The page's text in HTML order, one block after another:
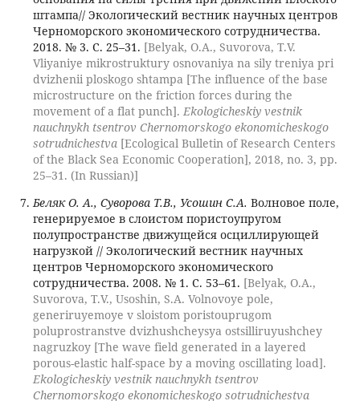
штампа// Экологический вестник научных центров
Черноморского экономического сотрудничества.
2018. № 3. С. 25–31. [Belyak, O.A., Suvorova, T.V.
Vliyaniye mikrostruktury osnovaniya na sily treniya pri
dvizhenii ploskogo shtampa [The influence of the base
microstructure on the friction forces during the
movement of a flat punch]. Ekologicheskiy vestnik
nauchnykh tsentrov Chernomorskogo ekonomicheskogo
sotrudnichestva[Ecological Bulletin of Research Centers
of the Black Sea Economic Cooperation], 2018, no. 3, pp.
25–31. (In Russian)]
Беляк О. А., Суворова Т.В., Усошин С.А. Волновое поле,
генерируемое в слоистом пористоупругом
полупространстве движущейся осциллирующей
нагрузкой // Экологический вестник научных
центров Черноморского экономического
сотрудничества. 2008. № 1. С. 53–61. [Belyak, O.A.,
Suvorova, T.V., Usoshin, S.A. Volnovoye pole,
generiruyemoye v sloistom poristouprugom
poluprostranstve dvizhushcheysya ostsilliruyushchey
nagruzkoy [The wave field generated in a layered
porous-elastic half-space by a moving oscillating load].
Ekologicheskiy vestnik nauchnykh tsentrov
Chernomorskogo ekonomicheskogo sotrudnichestva